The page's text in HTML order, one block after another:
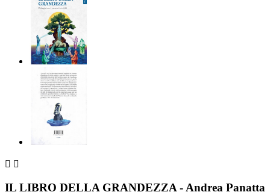
 
IL LIBRO DELLA GRANDEZZA - Andrea Panatta